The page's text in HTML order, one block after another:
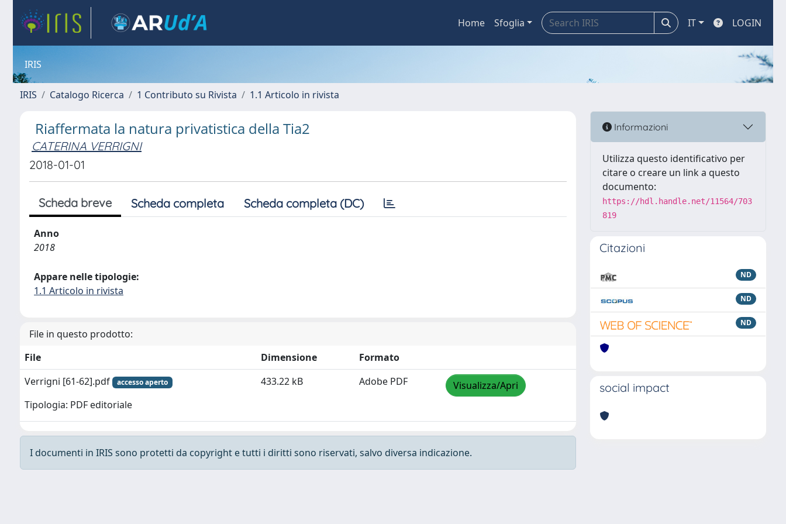
Home Sfoglia IT LOGIN
IRIS
IRIS Catalogo Ricerca 1 Contributo su Rivista 1.1 Articolo in rivista
Riaffermata la natura privatistica della Tia2
CATERINA VERRIGNI
2018-01-01
Scheda breve Scheda completa Scheda completa (DC)
Anno
2018
Appare nelle tipologie:
1.1 Articolo in rivista
File in questo prodotto:
File
Dimensione
Formato
Verrigni [61-62].pdf
accesso aperto
Tipologia: PDF editoriale
433.22 kB Adobe PDF Visualizza/Apri
I documenti in IRIS sono protetti da copyright e tutti i diritti sono riservati, salvo diversa indicazione.
Informazioni
Utilizza questo identificativo per
citare o creare un link a questo
documento:
https://hdl.handle.net/11564/703
819
Citazioni
ND
ND
ND
social impact